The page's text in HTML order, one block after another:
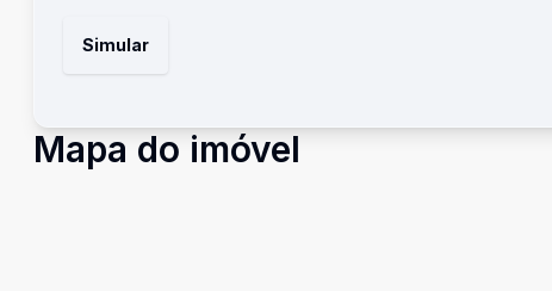
Simular
Mapa do imóvel